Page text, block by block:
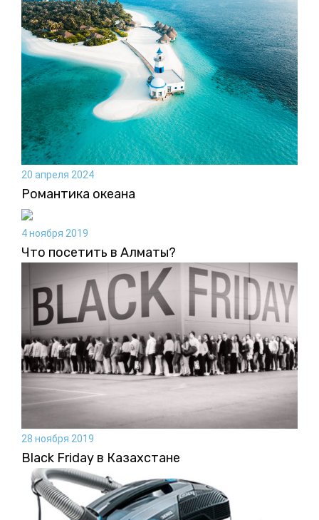
20 апреля 2024
Романтика океана
4 ноября 2019
Что посетить в Алматы?
28 ноября 2019
Black Friday в Казахстане